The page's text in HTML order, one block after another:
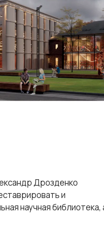
Дрозденко
и
научная библиотека,